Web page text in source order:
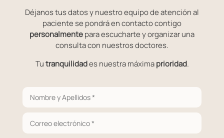
Déjanos tus datos y nuestro equipo de atención al
paciente se pondrá en contacto contigo
personalmentepara escucharte y organizar una
consulta con nuestros doctores.
Tutranquilidades nuestra máximaprioridad.